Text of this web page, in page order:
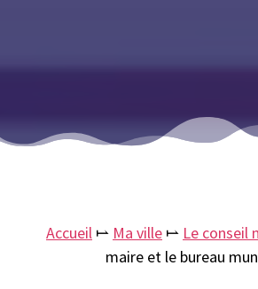
Accueil⥛ Ma ville⥛ Le conseil
maire et le bureau